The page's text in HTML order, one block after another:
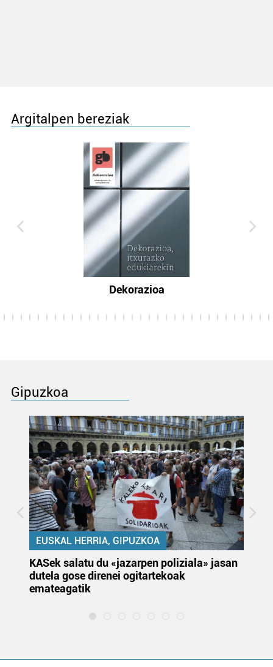
Argitalpen bereziak
Dekorazioa
Gipuzkoa
EUSKAL HERRIA, GIPUZKOA
KASek salatu du «jazarpen poliziala» jasan
dutela gose direnei ogitartekoak
emateagatik